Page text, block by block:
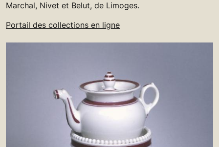
Marchal, Nivet et Belut, de Limoges.
Portail des collections en ligne